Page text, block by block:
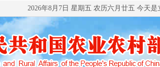
2026年8月7日 星期五 农历六月廿五 今天是